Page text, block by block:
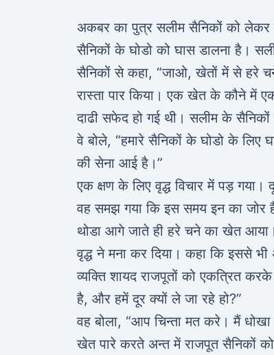
अकबर का पुत्र सलीम सैनिकों को लेकर
सैनिकों के घोडो को घास डालना है।
सैनिकों से कहा, “जाओ, खेतों में से हरे
रास्ता पार किया। एक खेत के कौने में एक
दाढी सफेद हो गई थी। सलीम के
वे बोले, “हमारे सैनिकों के घोडो के
की सेना आई है।”
एक क्षण के लिए वृद्ध विचार में पड़ गया।
वह समझ गया कि इस समय इन का जोर
थोडा आगे जाते ही हरे चने का खेत
वृद्ध ने मना कर दिया। कहा कि इससे
व्यक्ति शायद राजपूतों को एकत्रित
है, और हमें दूर क्यों ले जा रहे हो?”
वह बोला, “आप चिन्ता मत करे। मैं
खेत पारे करते अन्त में राजपूत सैनिकों